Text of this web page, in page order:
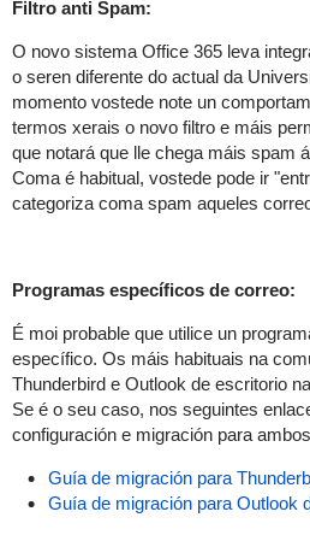
Filtro anti Spam:
O novo sistema Office 365 leva
o seren diferente do actual da
momento vostede note un
termos xerais o novo filtro e máis
que notará que lle chega máis spam
Coma é habitual, vostede pode ir
categoriza coma spam aqueles
Programas específicos de correo:
É moi probable que utilice un
específico. Os máis habituais na
Thunderbird e Outlook de escritorio
Se é o seu caso, nos seguintes
configuración e migración para
Guía de migración para
Guía de migración para Outlook